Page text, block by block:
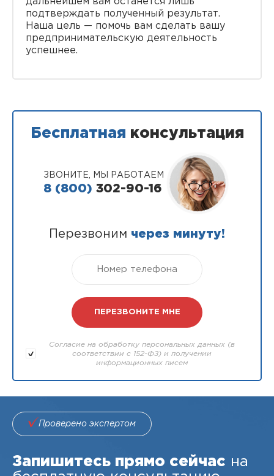
подтверждать полученный результат.
Наша цель — помочь вам сделать вашу
предпринимательскую деятельность
успешнее.
Бесплатная консультация
ЗВОНИТЕ, МЫ РАБОТАЕМ
8 (800) 302-90-16
Перезвоним через минуту!
Согласие на обработку персональных данных (в
соответствии с 152-ФЗ) и получении
информационных писем
Проверено экспертом
Запишитесь прямо сейчас на